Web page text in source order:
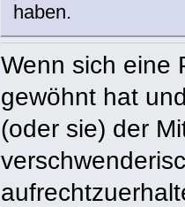
haben.
Wenn sich eine
gewöhnt hat
(oder sie) der